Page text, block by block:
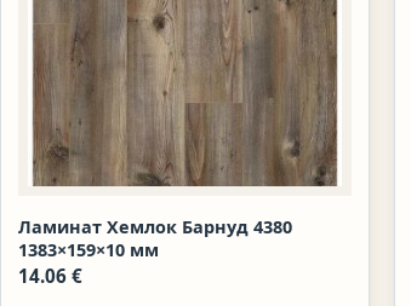
Ламинат Хемлок Барнуд 4380
1383×159×10 мм
14.06 €